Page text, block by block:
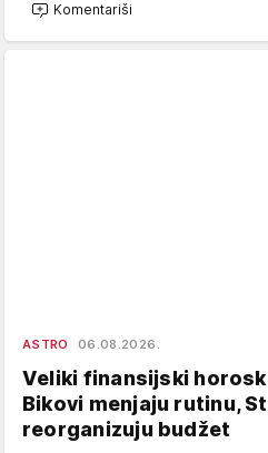
Komentariši
ASTRO 06.08.2026.
Veliki finansijski
Bikovi menjaju rutinu,
reorganizuju budžet